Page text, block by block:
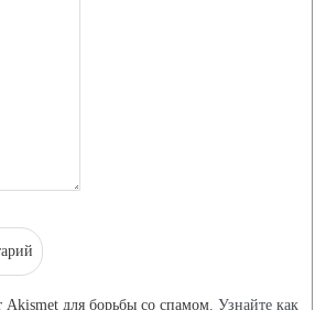
Akismet для борьбы со спамом. Узнайте как